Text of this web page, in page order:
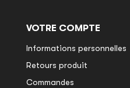
VOTRE COMPTE
Informations personnelles
Retours produit
Commandes